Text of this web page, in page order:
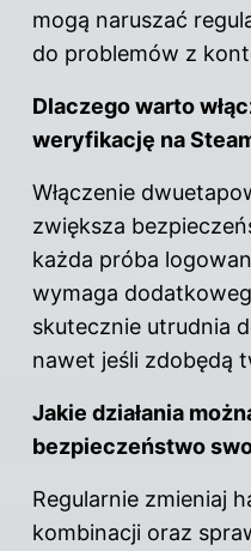
mogą naruszać
do problemów z
Dlaczego warto
weryfikację na
Włączenie
zwiększa
każda próba
wymaga
skutecznie utrudnia
nawet jeśli zdobędą
Jakie działania
bezpieczeństwo
Regularnie zmieniaj
kombinacji oraz